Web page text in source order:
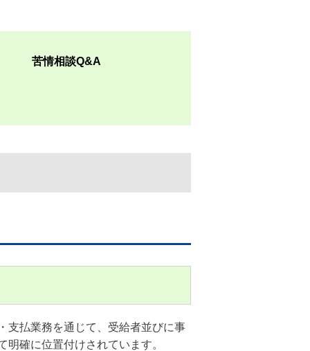
苦情相談Q&A
支払業務を通じて、受給者並びに事
確に位置付けされています。